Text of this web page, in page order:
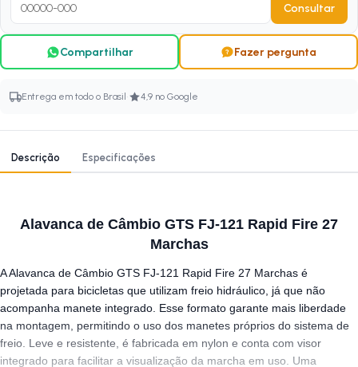
Consultar
Compartilhar Fazer pergunta
Entrega em todo o Brasil · 4,9 no Google
Descrição Especificações
Alavanca de Câmbio GTS FJ-121 Rapid Fire 27
Marchas
A Alavanca de Câmbio GTS FJ-121 Rapid Fire 27 Marchas é
projetada para bicicletas que utilizam freio hidráulico, já que não
acompanha manete integrado. Esse formato garante mais liberdade
na montagem, permitindo o uso dos manetes próprios do sistema de
freio. Leve e resistente, é fabricada em nylon e conta com visor
integrado para facilitar a visualização da marcha em uso. Uma